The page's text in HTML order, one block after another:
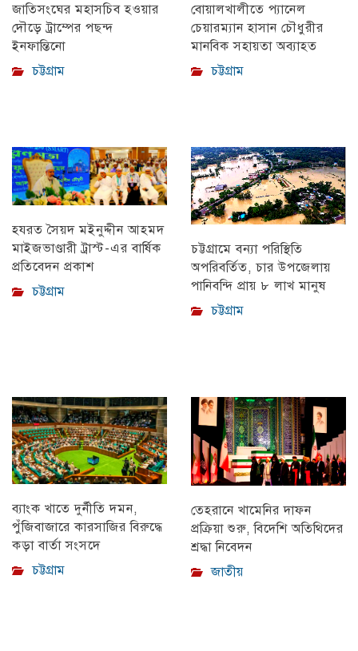
জাতিসংঘের মহাসচিব হওয়ার
দৌড়ে ট্রাম্পের পছন্দ
ইনফান্তিনো
চট্টগ্রাম
বোয়ালখালীতে প্যানেল
চেয়ারম্যান হাসান চৌধুরীর
মানবিক সহায়তা অব্যাহত
চট্টগ্রাম
হযরত সৈয়দ মইনুদ্দীন আহমদ
মাইজভাণ্ডারী ট্রাস্ট-এর বার্ষিক
প্রতিবেদন প্রকাশ
চট্টগ্রাম
চট্টগ্রামে বন্যা পরিস্থিতি
অপরিবর্তিত, চার উপজেলায়
পানিবন্দি প্রায় ৮ লাখ মানুষ
চট্টগ্রাম
ব্যাংক খাতে দুর্নীতি দমন,
পুঁজিবাজারে কারসাজির বিরুদ্ধে
কড়া বার্তা সংসদে
চট্টগ্রাম
তেহরানে খামেনির দাফন
প্রক্রিয়া শুরু, বিদেশি অতিথিদের
শ্রদ্ধা নিবেদন
জাতীয়